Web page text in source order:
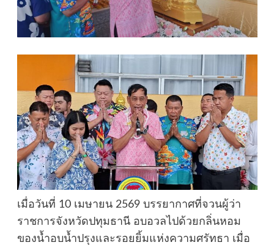
เมื่อวันที่ 10 เมษายน 2569 บรรยากาศที่จวนผู้ว่า
ราชการจังหวัดปทุมธานี อบอวลไปด้วยกลิ่นหอม
ของน้ำอบน้ำปรุงและรอยยิ้มแห่งความศรัทธา เมื่อ